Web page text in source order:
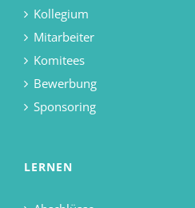
Kollegium
Mitarbeiter
Komitees
Bewerbung
Sponsoring
LERNEN